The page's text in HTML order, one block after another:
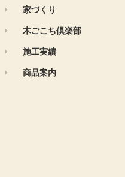
家づくり
木ごこち倶楽部
施工実績
商品案内